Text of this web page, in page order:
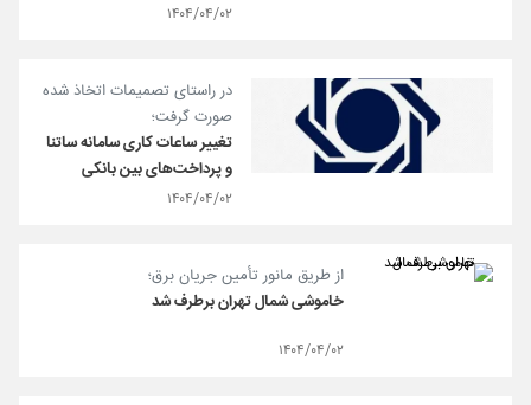
۱۴۰۴/۰۴/۰۲
در راستای تصمیمات اتخاذ شده
صورت گرفت؛
تغییر ساعات کاری سامانه ساتنا
و پرداخت­‌های بین بانکی
۱۴۰۴/۰۴/۰۲
از طریق مانور تأمین جریان برق؛
خاموشی شمال تهران برطرف شد
۱۴۰۴/۰۴/۰۲